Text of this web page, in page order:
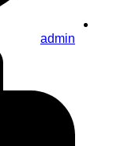
admin